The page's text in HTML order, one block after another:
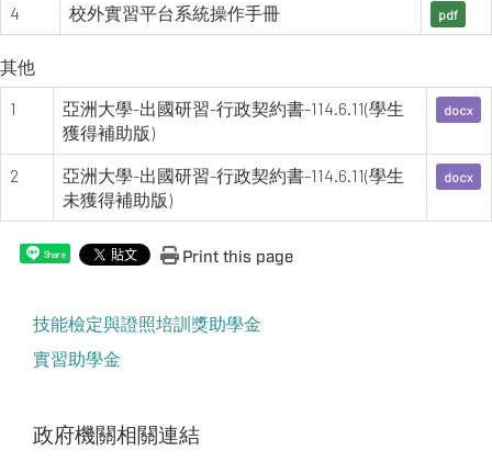
技能檢定與證照培訓獎助學金
實習助學金
政府機關相關連結
4 校外實習平台系統操作手冊 pdf
其他
1
亞洲大學-出國研習-行政契約書-114.6.11(學生
獲得補助版)
docx
2
亞洲大學-出國研習-行政契約書-114.6.11(學生
未獲得補助版)
docx
Share Print this page